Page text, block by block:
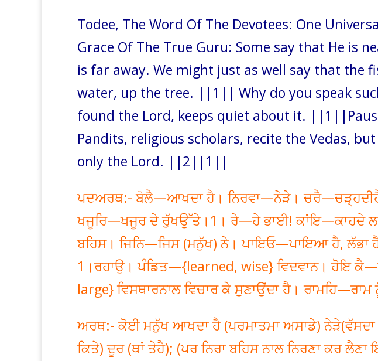
Todee, The Word Of The Devotees: One
Grace Of The True Guru: Some say that He is
is far away. We might just as well say that the
water, up the tree. ||1|| Why do you speak
found the Lord, keeps quiet about it.
Pandits, religious scholars, recite the Vedas,
only the Lord. ||2||1||
ਪਦਅਰਥ:- ਬੋਲੈ—ਆਖਦਾ ਹੈ। ਨਿਰਵਾ—ਨੇੜੇ।
ਖਜੂਰਿ—ਖਜੂਰ ਦੇ ਰੁੱਖਉੱਤੇ।1। ਰੇ—ਹੇ ਭਾਈ! ਕਾਂਇ—ਕਾਹਦੇ
ਬਹਿਸ। ਜਿਨਿ—ਜਿਸ (ਮਨੁੱਖ) ਨੇ। ਪਾਇਓ—ਪਾਇਆ ਹੈ, ਲੱਭਾ
1।ਰਹਾਉ। ਪੰਡਿਤ—{learned, wise} ਵਿਦਵਾਨ। ਹੋਇ
large} ਵਿਸਥਾਰਨਾਲ ਵਿਚਾਰ ਕੇ ਸੁਣਾਉਂਦਾ ਹੈ। ਰਾਮਹਿ—ਰਾਮ
ਅਰਥ:- ਕੋਈ ਮਨੁੱਖ ਆਖਦਾ ਹੈ (ਪਰਮਾਤਮਾ ਅਸਾਡੇ)
ਕਿਤੇ) ਦੂਰ (ਥਾਂ ਤੇਹੈ); (ਪਰ ਨਿਰਾ ਬਹਿਸ ਨਾਲ ਨਿਰਣਾ ਕਰ